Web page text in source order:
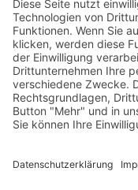
WalBee
Bizzmade GmbH
Gießereistraße 29
83022 Rosenheim
Tel.:+49 8031 282 09 50
Web:
www.walbee.de